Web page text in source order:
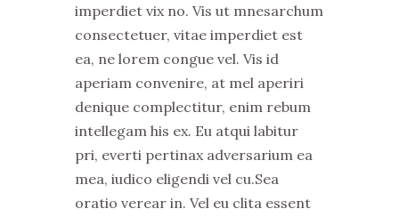
imperdiet vix no. Vis ut mnesarchum
consectetuer, vitae imperdiet est
ea, ne lorem congue vel. Vis id
aperiam convenire, at mel aperiri
denique complectitur, enim rebum
intellegam his ex. Eu atqui labitur
pri, everti pertinax adversarium ea
mea, iudico eligendi vel cu.Sea
oratio verear in. Vel eu clita essent